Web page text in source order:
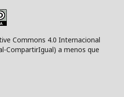
4.0 Internacional
CompartirIgual) a menos que